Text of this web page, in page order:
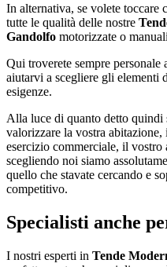
In alternativa, se volete toccare
tutte le qualità delle nostre
Gandolfo motorizzate o
Qui troverete sempre
aiutarvi a scegliere gli elementi
esigenze.
Alla luce di quanto detto quindi
valorizzare la vostra
esercizio commerciale, il
scegliendo noi siamo
quello che stavate cercando e
competitivo.
Specialisti anche
I nostri esperti in Tende